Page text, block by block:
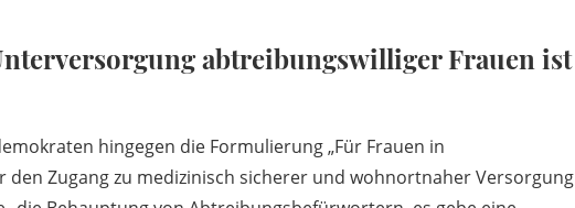
abtreibungswilliger Frauen ist
hingegen die Formulierung „Für Frauen in
Zugang zu medizinisch sicherer und wohnortnaher Versorgung